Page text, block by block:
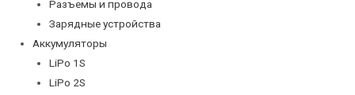
Разъемы и провода
Зарядные устройства
Аккумуляторы
LiPo 1S
LiPo 2S